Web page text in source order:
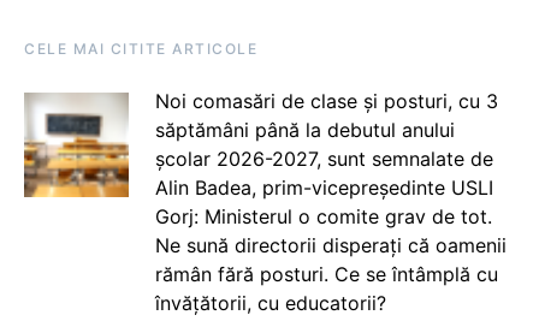
CELE MAI CITITE ARTICOLE
Noi comasări de clase și posturi, cu 3
săptămâni până la debutul anului
școlar 2026-2027, sunt semnalate de
Alin Badea, prim-vicepreședinte USLI
Gorj: Ministerul o comite grav de tot.
Ne sună directorii disperați că oamenii
rămân fără posturi. Ce se întâmplă cu
învățătorii, cu educatorii?